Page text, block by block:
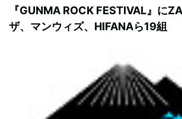
『GUNMA ROCK FESTIVAL』に
ザ、マンウィズ、HIFANAら19組